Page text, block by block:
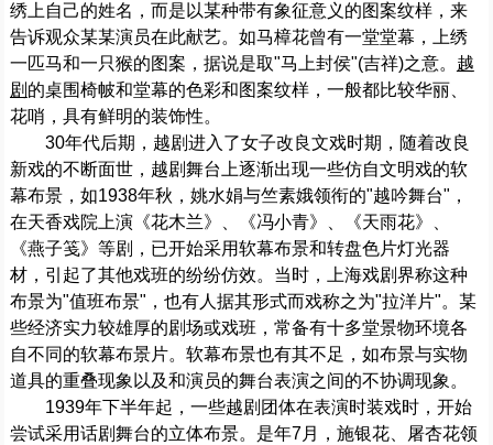
绣上自己的姓名，而是以某种带有象征意义的图案纹样，来
告诉观众某某演员在此献艺。如马樟花曾有一堂堂幕，上绣
一匹马和一只猴的图案，据说是取"马上封侯"(吉祥)之意。 越
剧 的桌围椅帔和堂幕的色彩和图案纹样，一般都比较华丽、
花哨，具有鲜明的装饰性。
30年代后期，越剧进入了女子改良文戏时期，随着改良
新戏的不断面世，越剧舞台上逐渐出现一些仿自文明戏的软
幕布景，如1938年秋，姚水娟与竺素娥领衔的"越吟舞台"，
在天香戏院上演《花木兰》、《冯小青》、《天雨花》、
《燕子笺》等剧，已开始采用软幕布景和转盘色片灯光器
材，引起了其他戏班的纷纷仿效。当时，上海戏剧界称这种
布景为"值班布景"，也有人据其形式而戏称之为"拉洋片"。某
些经济实力较雄厚的剧场或戏班，常备有十多堂景物环境各
自不同的软幕布景片。软幕布景也有其不足，如布景与实物
道具的重叠现象以及和演员的舞台表演之间的不协调现象。
1939年下半年起，一些越剧团体在表演时装戏时，开始
尝试采用话剧舞台的立体布景。是年7月，施银花、屠杏花领